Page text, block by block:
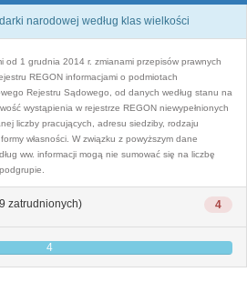
narodowej według klas wielkości
od 1 grudnia 2014 r. zmianami przepisów prawnych
REGON informacjami o podmiotach
Rejestru Sądowego, od danych według stanu na
wystąpienia w rejestrze REGON niewypełnionych
liczby pracujących, adresu siedziby, rodzaju
własności. W związku z powyższym dane
ww. informacji mogą nie sumować się na liczbę
4
zatrudnionych)
4